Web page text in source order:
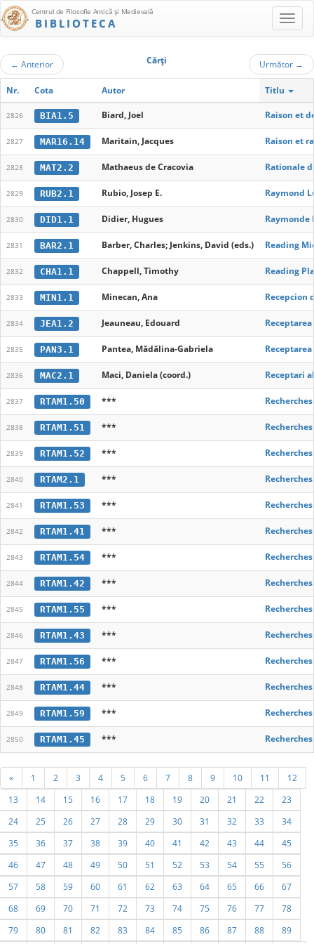
Centrul de Filosofie Antică şi Medievală
BIBLIOTECA
← Anterior Cărţi Următor →
Nr. Cota Autor Titlu
2826 BIA1.5 Biard, Joel Raison et
2827 MAR16.14 Maritain, Jacques Raison et
2828 MAT2.2 Mathaeus de Cracovia Rationale
2829 RUB2.1 Rubio, Josep E. Raymond
2830 DID1.1 Didier, Hugues Raymonde
2831 BAR2.1 Barber, Charles; Jenkins, David (eds.) Reading
2832 CHA1.1 Chappell, Timothy Reading
2833 MIN1.1 Minecan, Ana Recepcion
2834 JEA1.2 Jeauneau, Edouard
2835 PAN3.1 Pantea, Mădălina-Gabriela
2836 MAC2.1 Maci, Daniela (coord.) Receptari
2837 RTAM1.50 ***
2838 RTAM1.51 ***
2839 RTAM1.52 ***
2840 RTAM2.1 ***
2841 RTAM1.53 ***
2842 RTAM1.41 ***
2843 RTAM1.54 ***
2844 RTAM1.42 ***
2845 RTAM1.55 ***
2846 RTAM1.43 ***
2847 RTAM1.56 ***
2848 RTAM1.44 ***
2849 RTAM1.59 ***
2850 RTAM1.45 ***
« 1 2 3 4 5 6 7 8 9 10 11
12
13
14 15 16 17 18 19 20 21 22
23
24
25 26 27 28 29 30 31 32 33
34
35
36 37 38 39 40 41 42 43 44
45
46
47 48 49 50 51 52 53 54 55
56
57
58 59 60 61 62 63 64 65 66
67
68
69 70 71 72 73 74 75 76 77
78
79
80 81 82 83 84 85 86 87 88 89